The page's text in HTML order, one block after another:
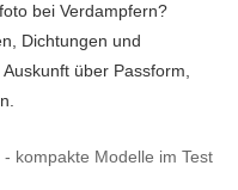
bei Verdampfern?
Dichtungen und
über Passform,
kompakte Modelle im Test